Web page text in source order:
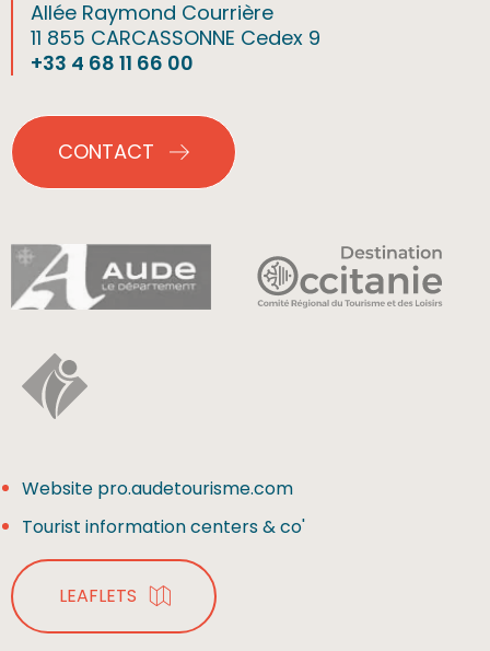
Allée Raymond Courrière
11 855 CARCASSONNE Cedex 9
+33 4 68 11 66 00
CONTACT
Website pro.audetourisme.com
Tourist information centers & co'
LEAFLETS